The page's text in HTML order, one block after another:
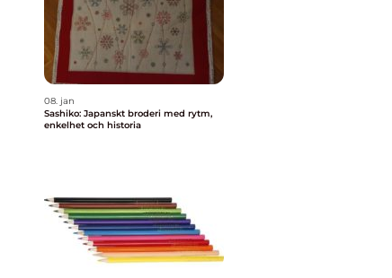
08. jan
Sashiko: Japanskt broderi med rytm,
enkelhet och historia